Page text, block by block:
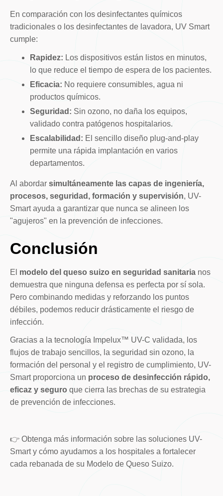
En comparación con los desinfectantes químicos
tradicionales o los desinfectantes de lavadora, UV Smart
cumple:
Rapidez: Los dispositivos están listos en minutos,
lo que reduce el tiempo de espera de los pacientes.
Eficacia: No requiere consumibles, agua ni
productos químicos.
Seguridad: Sin ozono, no daña los equipos,
validado contra patógenos hospitalarios.
Escalabilidad: El sencillo diseño plug-and-play
permite una rápida implantación en varios
departamentos.
Al abordar simultáneamente las capas de ingeniería,
procesos, seguridad, formación y supervisión, UV-
Smart ayuda a garantizar que nunca se alineen los
"agujeros" en la prevención de infecciones.
Conclusión
El modelo del queso suizo en seguridad sanitarianos
demuestra que ninguna defensa es perfecta por sí sola.
Pero combinando medidas y reforzando los puntos
débiles, podemos reducir drásticamente el riesgo de
infección.
Gracias a la tecnología Impelux™ UV-C validada, los
flujos de trabajo sencillos, la seguridad sin ozono, la
formación del personal y el registro de cumplimiento, UV-
Smart proporciona un proceso de desinfección rápido,
eficaz y seguro que cierra las brechas de su estrategia
de prevención de infecciones.
👉 Obtenga más información sobre las soluciones UV-
Smart y cómo ayudamos a los hospitales a fortalecer
cada rebanada de su Modelo de Queso Suizo.